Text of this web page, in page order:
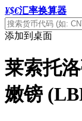
¥$€汇率换算器
添加到桌面
莱索托
嫩镑